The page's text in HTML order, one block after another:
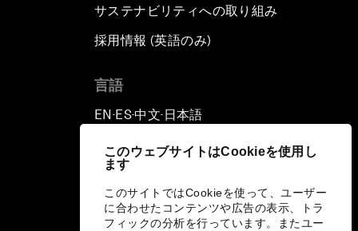
このウェブサイトはCookieを使用し
ます
このサイトではCookieを使って、ユーザー
に合わせたコンテンツや広告の表示、トラ
フィックの分析を行っています。またユー
サステナビリティへの取り組み
採用情報 (英語のみ)
言語
EN ▪ ES▪中文▪ 日本語